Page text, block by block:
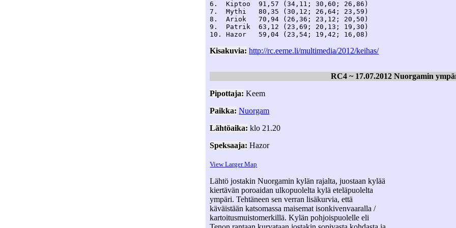
6.  Kiptoo  91,57 (34,11; 30,60; 26,86)
7.  Mythi   80,35 (30,12; 26,64; 23,59)
8.  Ariok   70,94 (26,36; 23,12; 20,50)
9.  Patrik  63,12 (23,69; 20,13; 19,30)
Kisakuvia: http://rc.eeme.li/multimedia/2012/keihas/
RC4 ~ 17.07.2012 Nuorgamin
Pipottaja: Keem
Paikka: Nuorgam
Lähtöaika: klo 21.20
Speksaaja: Hazor
View Larger Map
Lähtö jostakin Nuorgamin kylän rajalta, juostaan kylää
kiertävän poroaidan ulkopuolelta kylä eteläpuolelta
ympäri. Tehtäneen sen verran lisäkurvia, että
käväistään katsomassa maisemat isonkivenvaaralla /
kartoitusmuistomerkillä. Kylän pohjoispuolelle eli